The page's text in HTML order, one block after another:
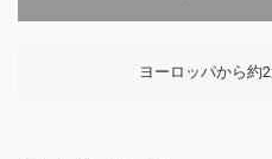
ヨーロッパから約